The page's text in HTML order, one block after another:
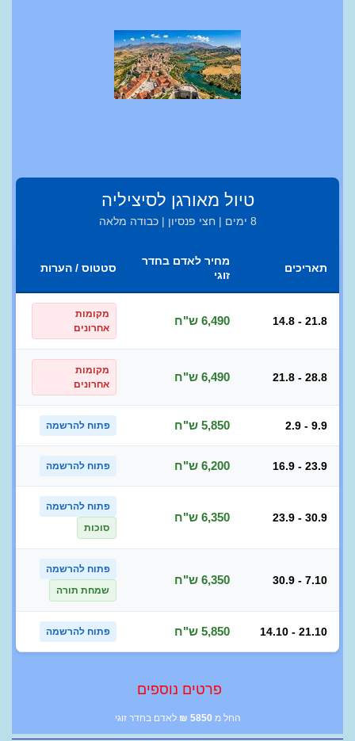
טיול מאורגן לסיציליה
8 ימים | חצי פנסיון | כבודה מלאה
תאריכים
מחיר לאדם בחדר
זוגי
סטטוס / הערות
14.8 - 21.8 6,490 ש"ח
מקומות
אחרונים
21.8 - 28.8 6,490 ש"ח
מקומות
אחרונים
2.9 - 9.9 5,850 ש"ח פתוח להרשמה
16.9 - 23.9 6,200 ש"ח פתוח להרשמה
23.9 - 30.9 6,350 ש"ח
פתוח להרשמה
סוכות
30.9 - 7.10 6,350 ש"ח
פתוח להרשמה
שמחת תורה
14.10 - 21.10 5,850 ש"ח פתוח להרשמה
פרטים נוספים
החל מ 5850
₪ לאדם בחדר זוגי